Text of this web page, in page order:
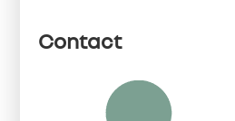
Contact